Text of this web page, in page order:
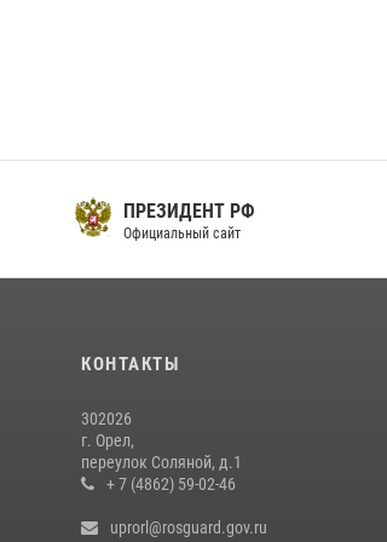
ПРЕЗИДЕНТ РФ
Официальный сайт
КОНТАКТЫ
302026
г. Орел,
переулок Соляной, д.1
+ 7 (4862) 59-02-46
uprorl@rosguard.gov.ru